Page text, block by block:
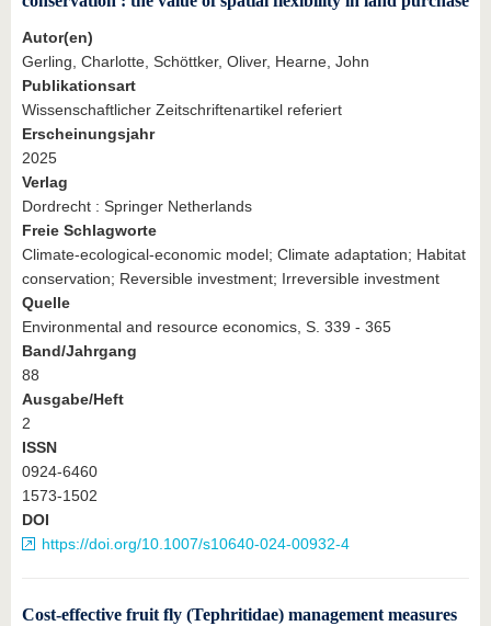
Autor(en)
Gerling, Charlotte, Schöttker, Oliver, Hearne, John
Publikationsart
Wissenschaftlicher Zeitschriftenartikel referiert
Erscheinungsjahr
2025
Verlag
Dordrecht : Springer Netherlands
Freie Schlagworte
Climate-ecological-economic model; Climate adaptation; Habitat
conservation; Reversible investment; Irreversible investment
Quelle
Environmental and resource economics, S. 339 - 365
Band/Jahrgang
88
Ausgabe/Heft
2
ISSN
0924-6460
1573-1502
DOI
https://doi.org/10.1007/s10640-024-00932-4
Cost-effective fruit fly (Tephritidae) management measures